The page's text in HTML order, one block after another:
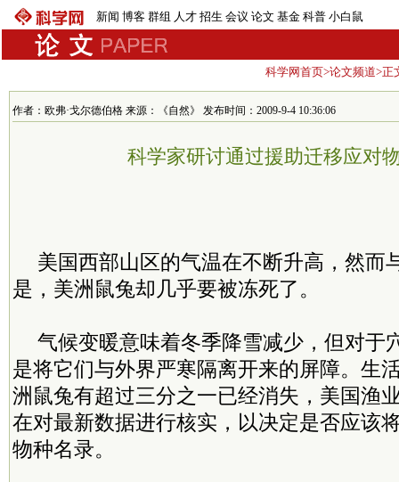
新闻 博客 群组 人才 招生 会议 论文 基金 科普 小白鼠
科学网首页>论文频道>正
作者：欧弗·戈尔德伯格 来源：《自然》 发布时间：2009-9-4 10:36:06
科学家研讨通过援助迁移应对
美国西部山区的气温在不断升高，然而
是，美洲鼠兔却几乎要被冻死了。
气候变暖意味着冬季降雪减少，但对于
是将它们与外界严寒隔离开来的屏障。生
洲鼠兔有超过三分之一已经消失，美国渔
在对最新数据进行核实，以决定是否应该
物种名录。